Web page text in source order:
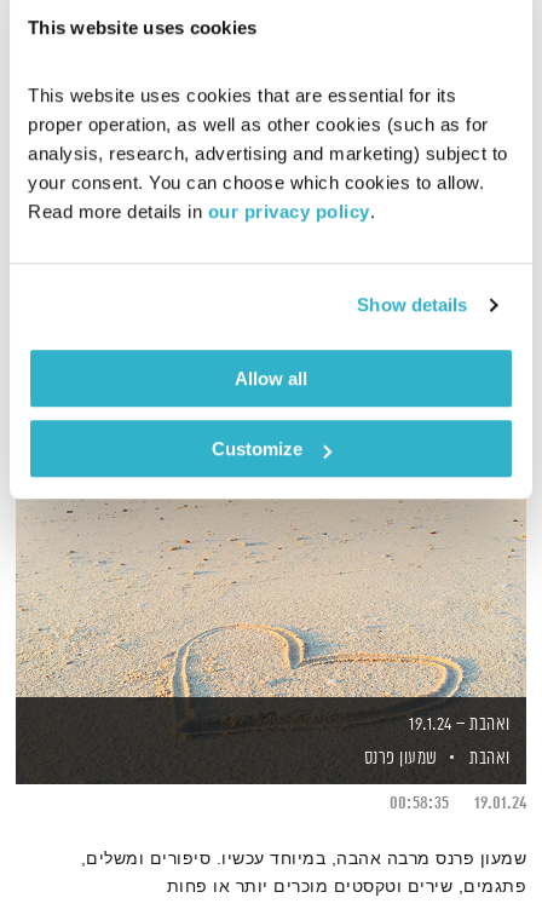
This website uses cookies
This website uses cookies that are essential for its
proper operation, as well as other cookies (such as for
analysis, research, advertising and marketing) subject to
your consent. You can choose which cookies to allow.
Read more details in our privacy policy.
Show details
Allow all
Customize
ספיישל קמע
המחסן של יוסי בבליקי
רובן להבויוסי בבליקי
26.03.20
01:59:59
אודיו
ואהבת – 19.1.24
ואהבת
שמעון פרנס
19.01.24
00:58:35
שמעון פרנס מרבה אהבה, במיוחד עכשיו. סיפורים ומשלים,
פתגמים, שירים וטקסטים מוכרים יותר או פחות